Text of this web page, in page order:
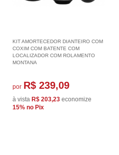
KIT AMORTECEDOR DIANTEIRO COM
COXIM COM BATENTE COM
LOCALIZADOR COM ROLAMENTO
MONTANA
por R$ 239,09
à vista R$ 203,23 economize
15% no Pix